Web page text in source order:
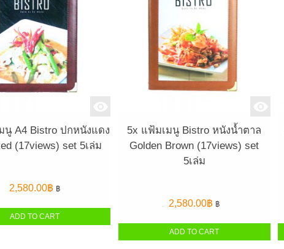
นู A4 Bistro ปกหนังแดง
(17views) set 5เล่ม
2,580.00฿ ฿
ADD TO CART
5x แฟ้มเมนู Bistro หนังน้ำตาล
Golden Brown (17views) set
5เล่ม
2,580.00฿ ฿
ADD TO CART